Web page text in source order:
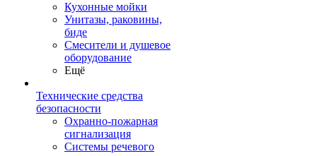
Кухонные мойки
Унитазы, раковины,
биде
Смесители и душевое
оборудование
Ещё
Технические средства
безопасности
Охранно-пожарная
сигнализация
Системы речевого